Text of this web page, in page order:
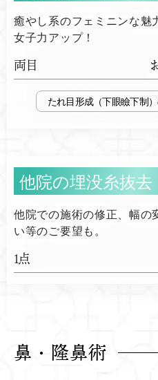
癒やし系のフェミニンな魅
女子力アップ！
両目
たれ目形成（下眼瞼下制）
他院の埋没糸抜去
他院での施術の修正、幅の
い等のご要望も。
1点
鼻・隆鼻術